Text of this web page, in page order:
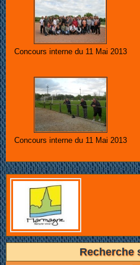
Concours interne du 11 Mai 2013
Concours interne du 11 Mai 2013
Recherche